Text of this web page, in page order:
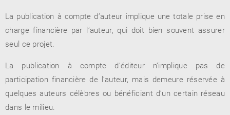
NOUVEAUTÉS
TOUT LE CATALOGUE
AVIS
RENCONTRE AVEC…
A LA UNE
REVUE DE PRESSE
La publication à compte d’auteur implique une totale prise en
charge financière par l’auteur, qui doit bien souvent assurer
seul ce projet.
La publication à compte d’éditeur n’implique pas de
participation financière de l’auteur, mais demeure réservée à
quelques auteurs célèbres ou bénéficiant d’un certain réseau
dans le milieu.